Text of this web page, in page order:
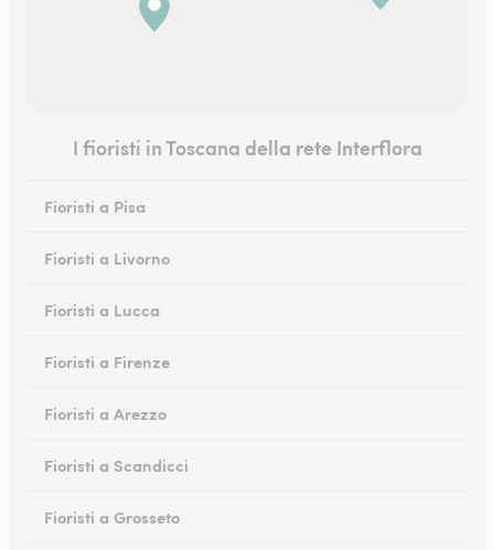
I fioristi in Toscana della rete Interflora
Fioristi a Pisa
Fioristi a Livorno
Fioristi a Lucca
Fioristi a Firenze
Fioristi a Arezzo
Fioristi a Scandicci
Fioristi a Grosseto